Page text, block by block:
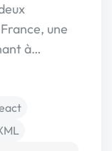
une
à…